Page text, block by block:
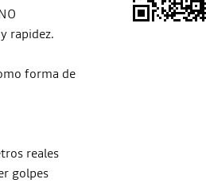
rapidez.
forma de
reales
golpes